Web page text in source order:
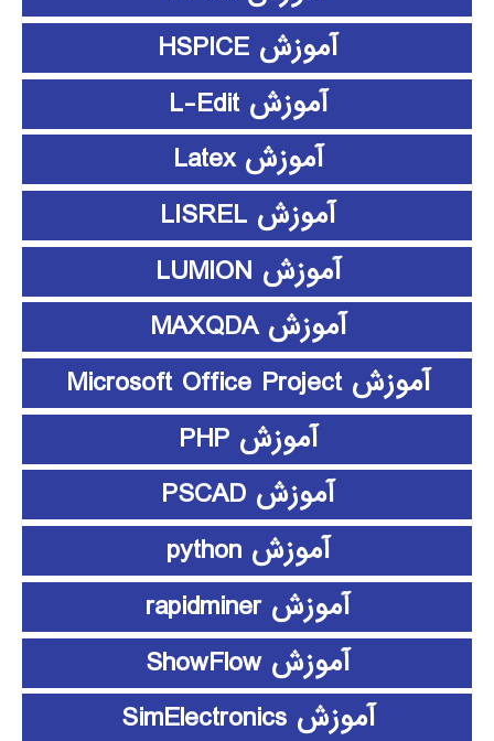
آموزش HSPICE
آموزش L-Edit
آموزش Latex
آموزش LISREL
آموزش LUMION
آموزش MAXQDA
آموزش Microsoft Office Project
آموزش PHP
آموزش PSCAD
آموزش python
آموزش rapidminer
آموزش ShowFlow
آموزش SimElectronics